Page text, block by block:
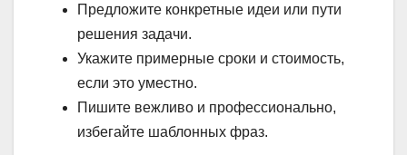
Предложите конкретные идеи или пути
решения задачи.
Укажите примерные сроки и стоимость,
если это уместно.
Пишите вежливо и профессионально,
избегайте шаблонных фраз.